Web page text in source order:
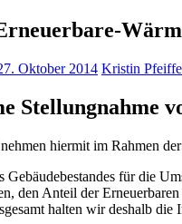
Oktober 2014 Kristin
Stellungnahme
hiermit im Rahmen der
Gebäudebestandes für die
den Anteil der
halten wir deshalb